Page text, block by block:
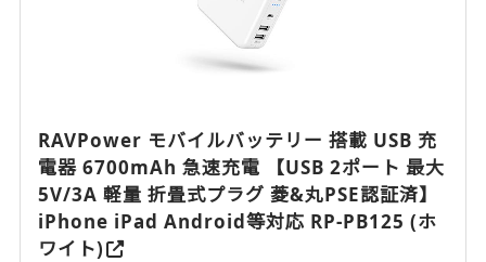
RAVPower モバイルバッテリー 搭載 USB 充
電器 6700mAh 急速充電 【USB 2ポート 最大
5V/3A 軽量 折畳式プラグ 菱&丸PSE認証済】
iPhone iPad Android等対応 RP-PB125 (ホ
ワイト)